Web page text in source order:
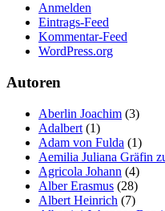
Anmelden
Eintrags-Feed
Kommentar-Feed
WordPress.org
Autoren
Aberlin Joachim (3)
Adalbert (1)
Adam von Fulda (1)
Aemilia Juliana Gräfin
Agricola Johann (4)
Alber Erasmus (28)
Albert Heinrich (7)